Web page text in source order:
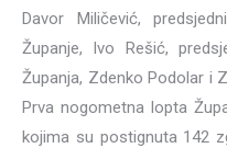
Davor Miličević,
Županje, Ivo Rešić,
Županja, Zdenko Podolar i
Prva nogometna lopta
kojima su postignuta 142